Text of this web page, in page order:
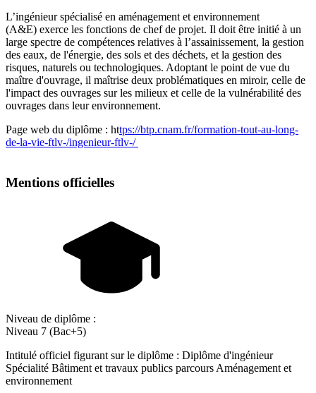
L’ingénieur spécialisé en aménagement et environnement
(A&E) exerce les fonctions de chef de projet. Il doit être initié à un
large spectre de compétences relatives à l’assainissement, la gestion
des eaux, de l'énergie, des sols et des déchets, et la gestion des
risques, naturels ou technologiques. Adoptant le point de vue du
maître d'ouvrage, il maîtrise deux problématiques en miroir, celle de
l'impact des ouvrages sur les milieux et celle de la vulnérabilité des
ouvrages dans leur environnement.
Page web du diplôme : https://btp.cnam.fr/formation-tout-au-long-
de-la-vie-ftlv-/ingenieur-ftlv-/
Mentions officielles
Niveau de diplôme :
Niveau 7 (Bac+5)
Intitulé officiel figurant sur le diplôme : Diplôme d'ingénieur
Spécialité Bâtiment et travaux publics parcours Aménagement et
environnement